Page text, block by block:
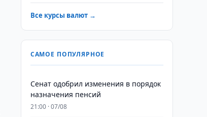
Все курсы валют →
САМОЕ ПОПУЛЯРНОЕ
Сенат одобрил изменения в порядок
назначения пенсий
21:00 · 07/08